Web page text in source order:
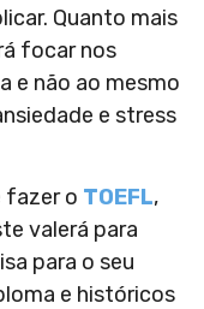
Quanto mais
focar nos
e não ao mesmo
e stress
fazer o TOEFL,
valerá para
para o seu
e históricos